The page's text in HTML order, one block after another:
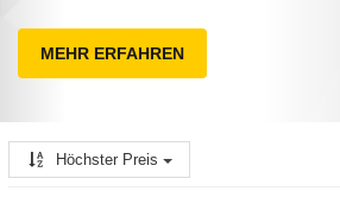
MEHR ERFAHREN
Höchster Preis